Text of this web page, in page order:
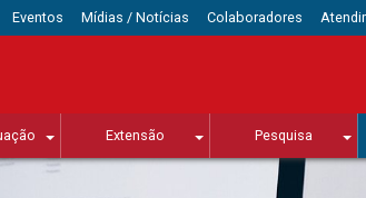
Eventos Mídias / Notícias Colaboradores
Extensão Pesquisa